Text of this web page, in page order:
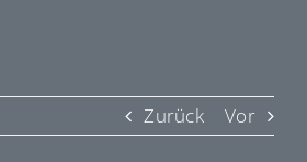
Zurück Vor